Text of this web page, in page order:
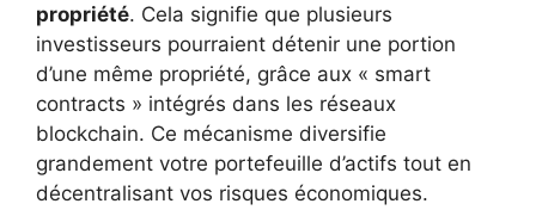
propriété. Cela signifie que plusieurs
investisseurs pourraient détenir une portion
d’une même propriété, grâce aux « smart
contracts » intégrés dans les réseaux
blockchain. Ce mécanisme diversifie
grandement votre portefeuille d’actifs tout en
décentralisant vos risques économiques.